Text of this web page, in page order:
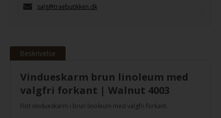
salg@traebutikken.dk
Beskrivelse
Vindueskarm brun linoleum med
valgfri forkant | Walnut 4003
Flot vindueskarm i brun linoleum med valgfri forkant.